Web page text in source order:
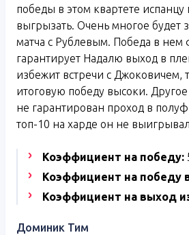
победы в этом квартете испанцу
выгрызать. Очень многое будет
матча с Рублевым. Победа в нем
гарантирует Надалю выход в
избежит встречи с Джоковичем,
итоговую победу высоки.
не гарантирован проход в
топ-10 на харде он не
Коэффициент на победу:
Коэффициент на победу
Коэффициент на выход
Доминик Тим